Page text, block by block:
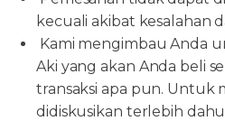
kecuali akibat kesalahan
Kami mengimbau Anda
Aki yang akan Anda beli
transaksi apa pun. Untuk
didiskusikan terlebih